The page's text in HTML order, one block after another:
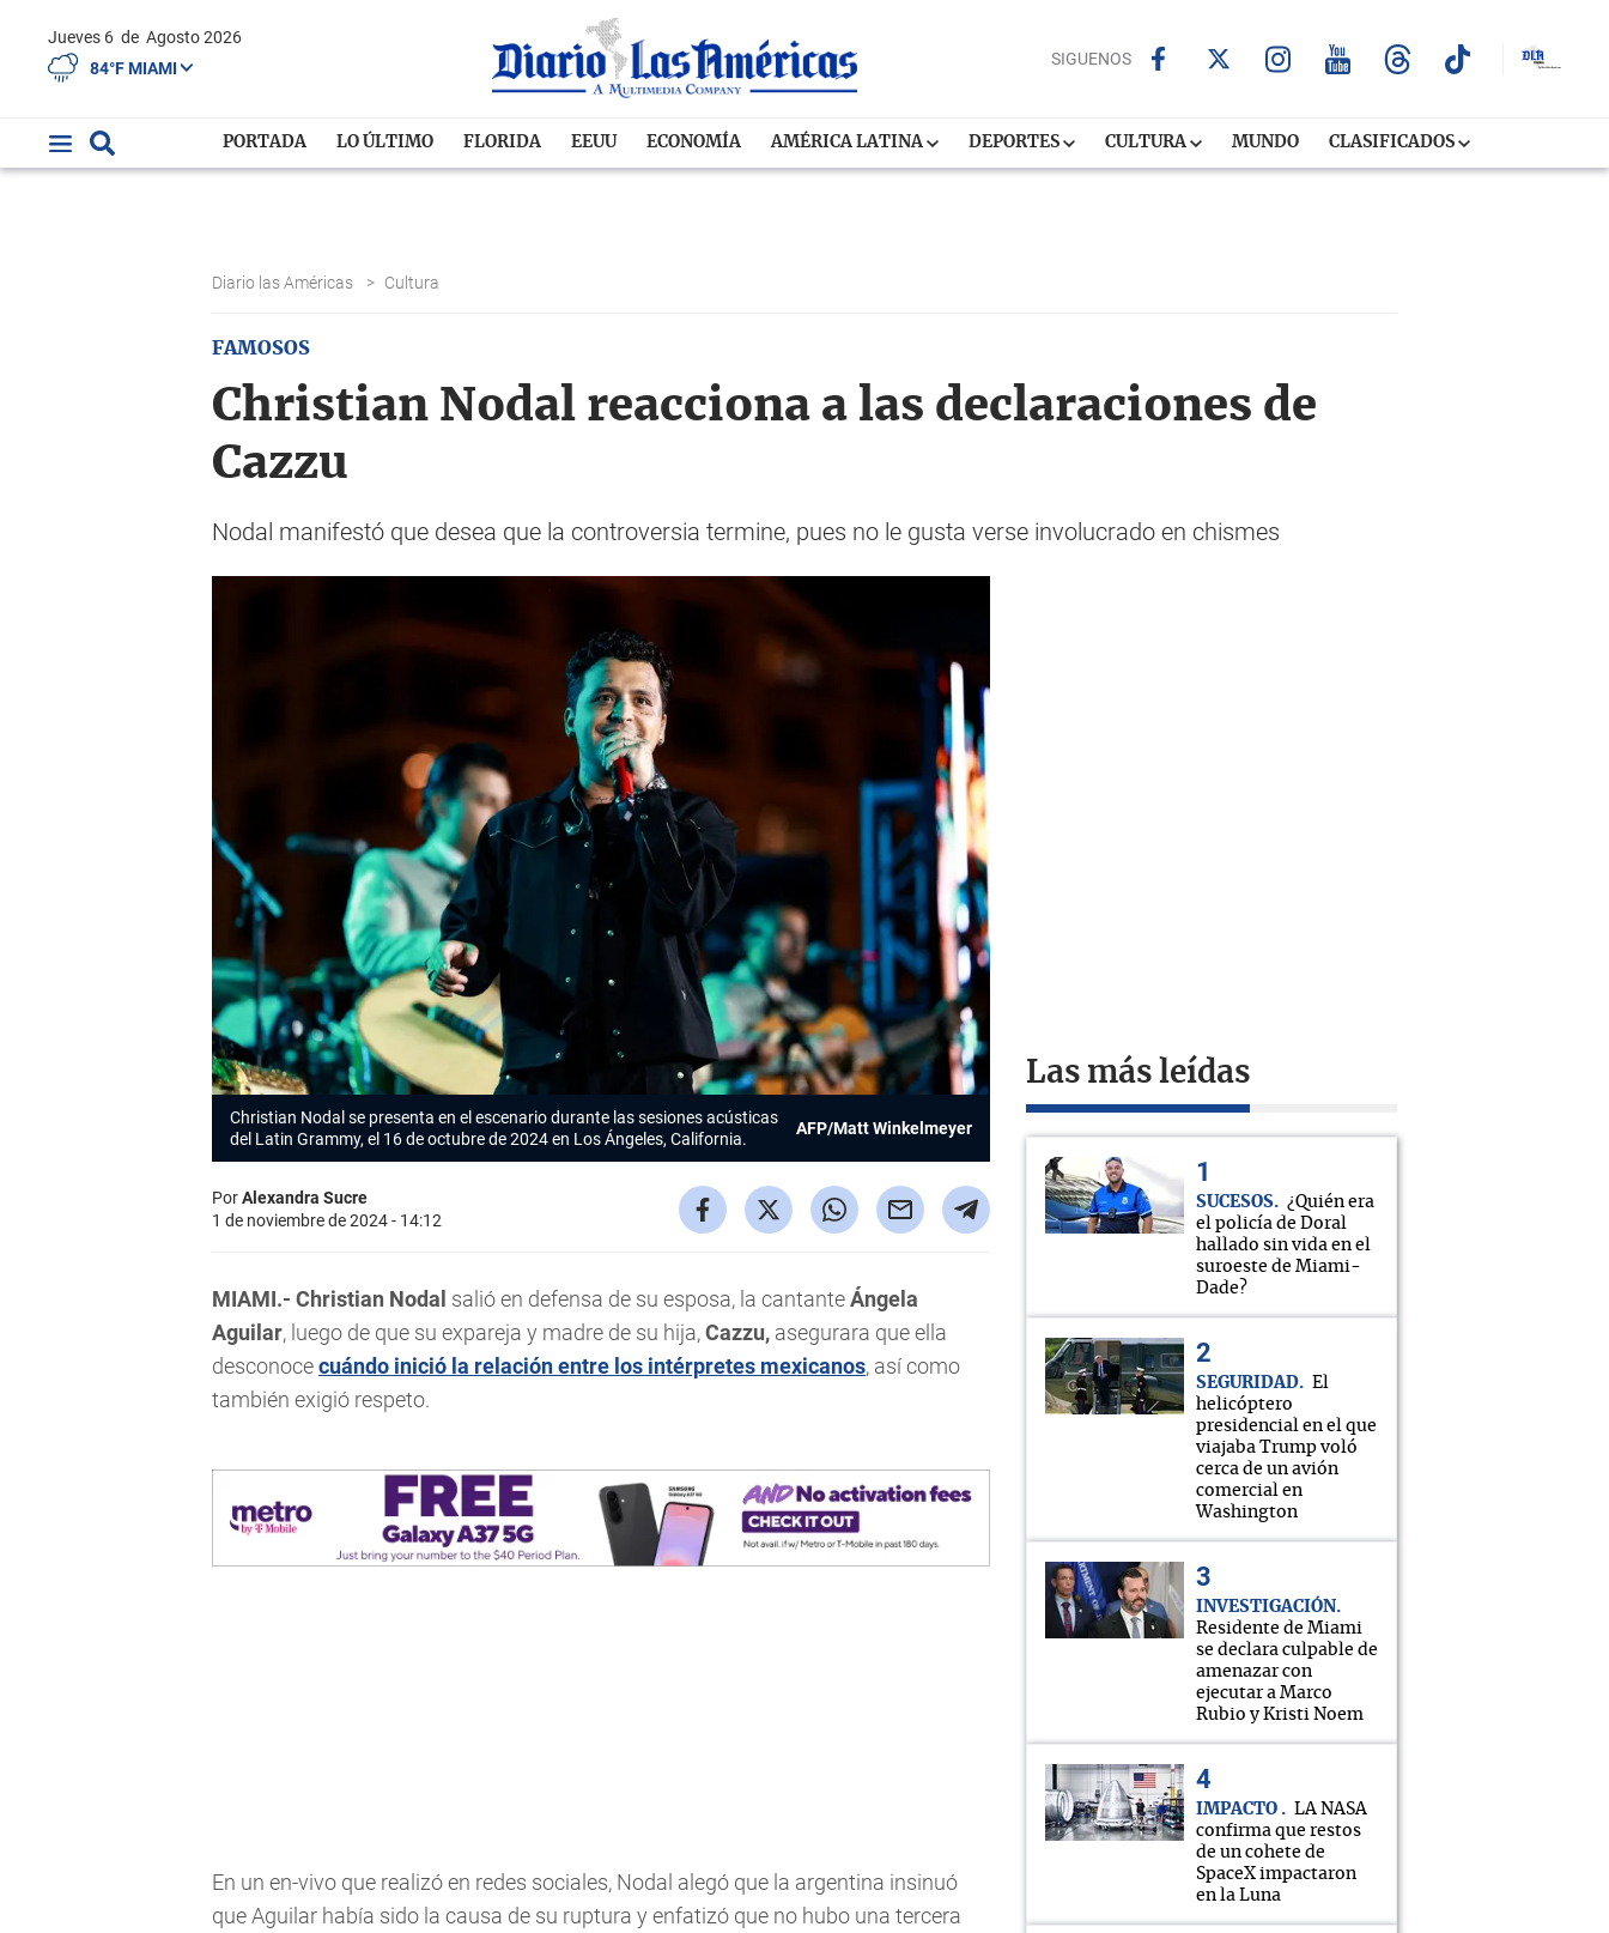
Jueves 6 de Agosto 2026
84°F MIAMI
SIGUENOS
PORTADA LO ÚLTIMO FLORIDA EEUU ECONOMÍA AMÉRICA LATINA DEPORTES CULTURA MUNDO CLASIFICADOS
Diario las Américas > Cultura
FAMOSOS
Christian Nodal reacciona a las declaraciones de
Cazzu
Nodal manifestó que desea que la controversia termine, pues no le gusta verse involucrado en chismes
Christian Nodalse presenta en el escenario durante las sesiones acústicas
del Latin Grammy, el 16 de octubre de 2024 en Los Ángeles, California.
AFP/Matt Winkelmeyer
PorAlexandra Sucre
1 de noviembre de 2024 - 14:12
MIAMI.- Christian Nodal salió en defensa de su esposa, la cantanteÁngela
Aguilar, luego de que su expareja y madre de su hija,Cazzu, asegurara que ella
desconocecuándo inició la relación entre los intérpretes mexicanos, así como
también exigió respeto.
En un en-vivo que realizó en redes sociales, Nodal alegó que la argentina insinuó
que Aguilar había sido la causa de su ruptura y enfatizó que no hubo una tercera
Las más leídas
SUCESOS
¿Quién era
el policía de Doral
hallado sin vida en el
suroeste de Miami-
Dade?
SEGURIDAD
El
helicóptero
presidencial en el que
viajaba Trump voló
cerca de un avión
comercial en
Washington
INVESTIGACIÓN
Residente de Miami
se declara culpable de
amenazar con
ejecutar a Marco
Rubio y Kristi Noem
IMPACTO
LA NASA
confirma que restos
de un cohete de
SpaceX impactaron
en la Luna